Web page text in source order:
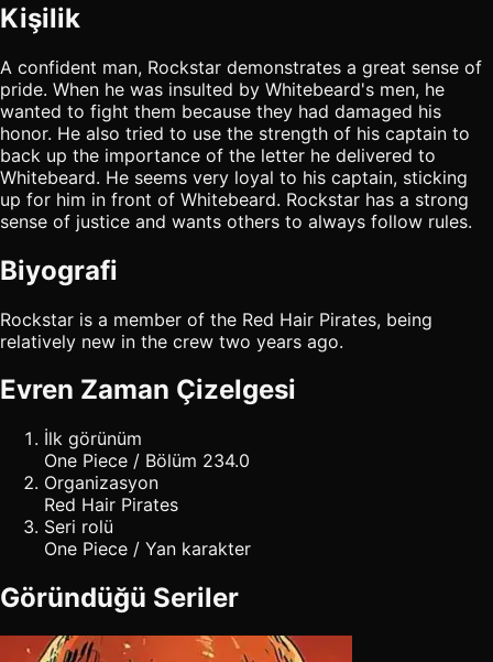
Kişilik
A confident man, Rockstar demonstrates a great sense of
pride. When he was insulted by Whitebeard's men, he
wanted to fight them because they had damaged his
honor. He also tried to use the strength of his captain to
back up the importance of the letter he delivered to
Whitebeard. He seems very loyal to his captain, sticking
up for him in front of Whitebeard. Rockstar has a strong
sense of justice and wants others to always follow rules.
Biyografi
Rockstar is a member of the Red Hair Pirates, being
relatively new in the crew two years ago.
Evren Zaman Çizelgesi
İlk görünüm
One Piece / Bölüm 234.0
Organizasyon
Red Hair Pirates
Seri rolü
One Piece / Yan karakter
Göründüğü Seriler